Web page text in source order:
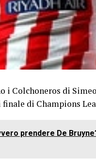
i Colchoneros di
di Champions
prendere De